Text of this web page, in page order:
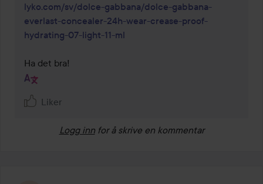
lyko.com/sv/dolce-gabbana/dolce-gabbana-
everlast-concealer-24h-wear-crease-proof-
hydrating-07-light-11-ml
Ha det bra!
Liker
Logg inn for å skrive en kommentar